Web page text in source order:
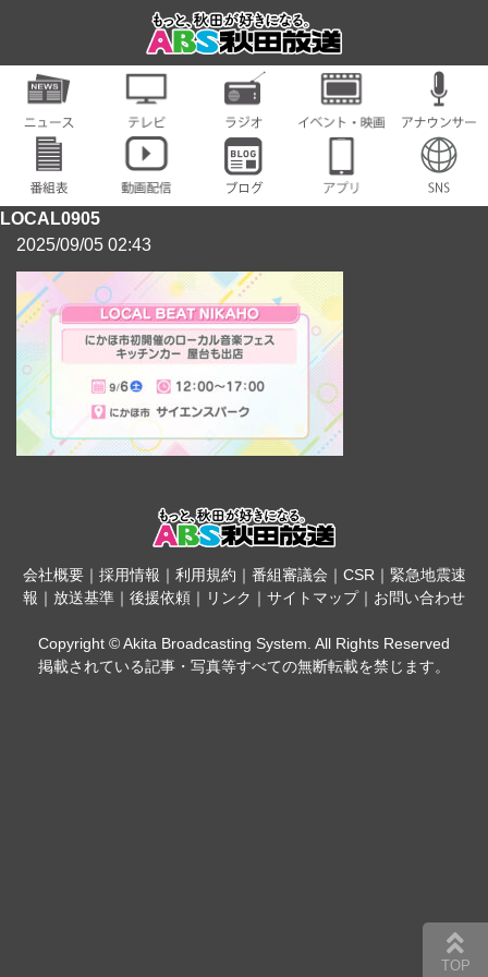
LOCAL0905
2025/09/05 02:43
会社概要｜ 採用情報 ｜ 利用規約 ｜ 番組審議会 ｜ CSR｜ 緊急地震速
報 ｜ 放送基準 ｜ 後援依頼 ｜ リンク ｜ サイトマップ｜ お問い合わせ
Copyright © Akita Broadcasting System. All Rights Reserved
掲載されている記事・写真等すべての無断転載を禁じます。